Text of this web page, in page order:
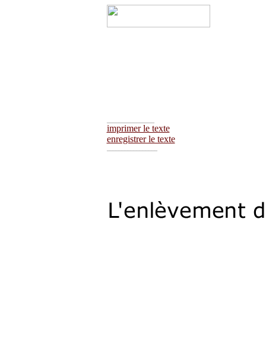
imprimer le texte
enregistrer le texte